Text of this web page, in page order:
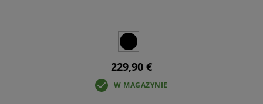
229,90 €
W MAGAZYNIE